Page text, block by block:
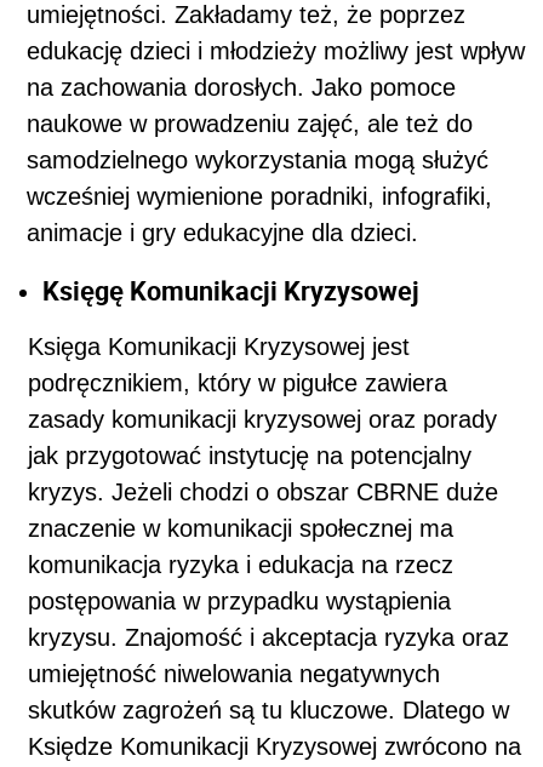
umiejętności. Zakładamy też, że poprzez
edukację dzieci i młodzieży możliwy jest wpływ
na zachowania dorosłych. Jako pomoce
naukowe w prowadzeniu zajęć, ale też do
samodzielnego wykorzystania mogą służyć
wcześniej wymienione poradniki, infografiki,
animacje i gry edukacyjne dla dzieci.
Księgę Komunikacji Kryzysowej
Księga Komunikacji Kryzysowej jest
podręcznikiem, który w pigułce zawiera
zasady komunikacji kryzysowej oraz porady
jak przygotować instytucję na potencjalny
kryzys. Jeżeli chodzi o obszar CBRNE duże
znaczenie w komunikacji społecznej ma
komunikacja ryzyka i edukacja na rzecz
postępowania w przypadku wystąpienia
kryzysu. Znajomość i akceptacja ryzyka oraz
umiejętność niwelowania negatywnych
skutków zagrożeń są tu kluczowe. Dlatego w
Księdze Komunikacji Kryzysowej zwrócono na